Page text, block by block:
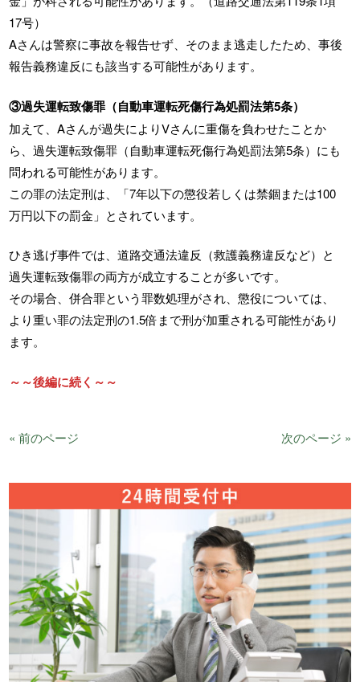
17号）
Aさんは警察に事故を報告せず、そのまま逃走したため、事後
報告義務違反にも該当する可能性があります。
③過失運転致傷罪（自動車運転死傷行為処罰法第5条）
加えて、Aさんが過失によりVさんに重傷を負わせたことか
ら、過失運転致傷罪（自動車運転死傷行為処罰法第5条）にも
問われる可能性があります。
この罪の法定刑は、「7年以下の懲役若しくは禁錮または100
万円以下の罰金」とされています。
ひき逃げ事件では、道路交通法違反（救護義務違反など）と
過失運転致傷罪の両方が成立することが多いです。
その場合、併合罪という罪数処理がされ、懲役については、
より重い罪の法定刑の1.5倍まで刑が加重される可能性があり
ます。
～～後編に続く～～
« 前のページ 次のページ »